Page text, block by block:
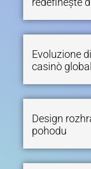
Evoluzione
casinò
Design
pohodu